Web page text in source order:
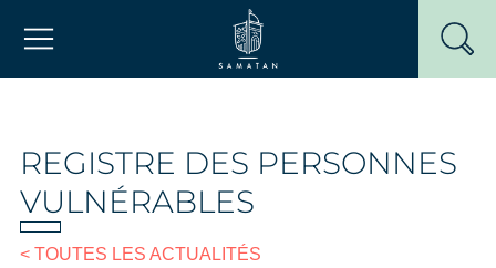
Mairie de Samatan
REGISTRE DES PERSONNES
VULNÉRABLES
< TOUTES LES ACTUALITÉS